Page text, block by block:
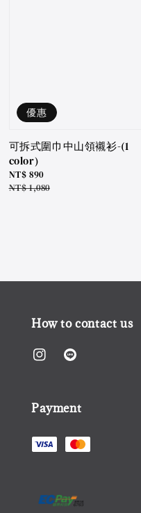
優惠
可拆式圍巾中山領襯衫-(1
color)
Sale
price
NT$ 890
Regular
NT$ 1,080
How to contact us
Payment